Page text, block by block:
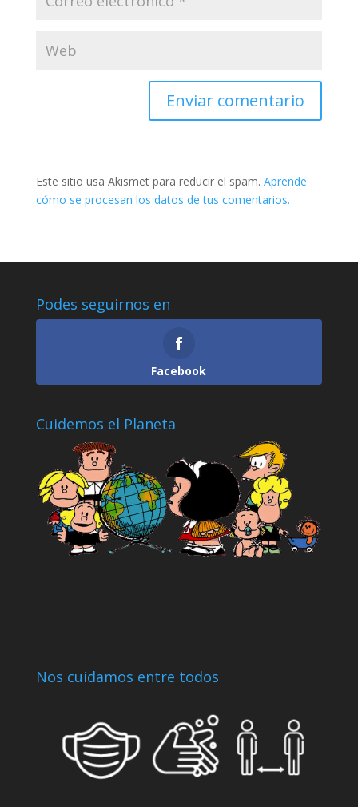
Este sitio usa Akismet para reducir el spam. Aprende
cómo se procesan los datos de tus comentarios.
Podes seguirnos en
Facebook
Cuidemos el Planeta
Nos cuidamos entre todos